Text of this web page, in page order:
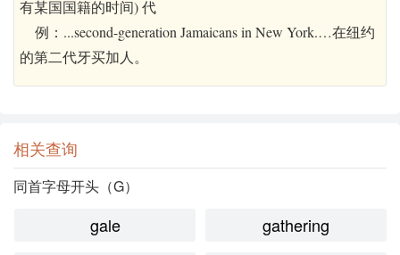
相关查询
同首字母开头（G）
gale
gathering
有某国国籍的时间) 代
例：...second-generation Jamaicans in New York.…在纽约
的第二代牙买加人。